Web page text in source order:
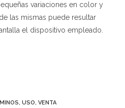
variaciones en color y
las mismas puede resultar
el dispositivo empleado.
, USO, VENTA